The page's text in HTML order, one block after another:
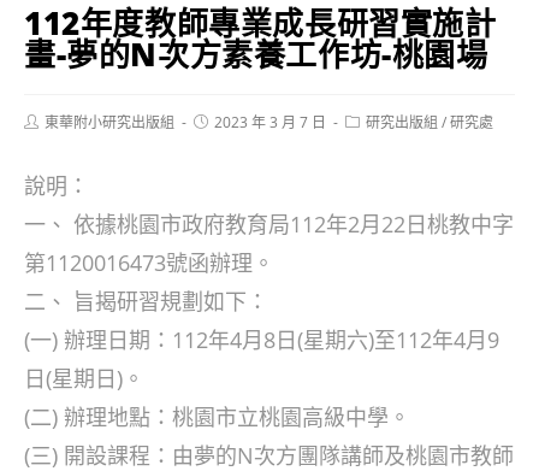
112年度教師專業成長研習實施計
畫-夢的N次方素養工作坊-桃園場
Post東華附小研究出版組
Post2023 年 3 月 7 日
Post研究出版組 /研究處
說明：
一、 依據桃園市政府教育局112年2月22日桃教中字
第1120016473號函辦理。
二、 旨揭研習規劃如下：
(一) 辦理日期：112年4月8日(星期六)至112年4月9
日(星期日)。
(二) 辦理地點：桃園市立桃園高級中學。
(三) 開設課程：由夢的N次方團隊講師及桃園市教師